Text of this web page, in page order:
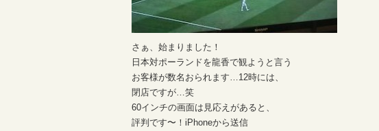
さぁ、始まりました！
日本対ポーランドを龍香で観ようと言う
お客様が数名おられます…12時には、
閉店ですが…笑
60インチの画面は見応えがあると、
評判です〜！iPhoneから送信